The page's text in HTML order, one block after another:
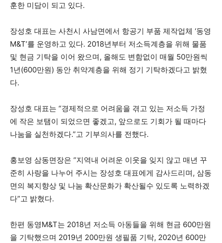
훈한 미담이 되고 있다.
장성호 대표는 사천시 사남면에서 항공기 부품 제작업체 ‘동영
M&T’를 운영하고 있다. 2018년부터 저소득계층을 위해 물품
및 현금 기탁을 이어 왔으며, 올해도 변함없이 매월 50만원씩
1년(600만원) 동안 취약계층을 위해 정기 기탁하겠다고 밝혔
다.
장성호 대표는 “경제적으로 어려움을 겪고 있는 저소득 가정
에 작은 보탬이 되었으면 좋겠고, 앞으로도 기회가 될 때마다
나눔을 실천하겠다.”고 기부의사를 전했다.
홍보영 삼동면장은 “지역내 어려운 이웃을 잊지 않고 매년 꾸
준히 사랑을 나누어 주시는 장성호 대표에게 감사드리며, 삼동
면의 복지향상 및 나눔 확산문화가 확산될수 있도록 노력하겠
다”고 밝혔다.
한편 동영M&T는 2018년 저소득 아동들을 위해 현금 600만원
을 기탁했으며 2019년 200만원 생필품 기탁, 2020년 600만